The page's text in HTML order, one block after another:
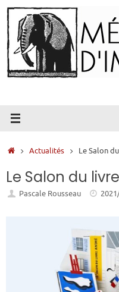
Passer
au
contenu
Accueil
Actualités Le Salon
Le Salon du
Pascale Rousseau